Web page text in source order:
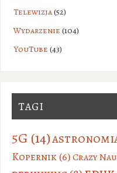
Telewizja(52)
Wydarzenie (104)
YouTube (43)
TAGI
5G (14)
Kopernik(6)Crazy